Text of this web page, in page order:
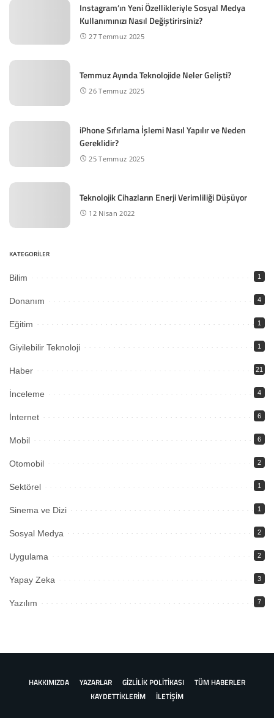
Instagram’ın Yeni Özellikleriyle Sosyal Medya
Kullanımınızı Nasıl Değiştirirsiniz?
27 Temmuz 2025
Temmuz Ayında Teknolojide Neler Gelişti?
26 Temmuz 2025
iPhone Sıfırlama İşlemi Nasıl Yapılır ve Neden
Gereklidir?
25 Temmuz 2025
Teknolojik Cihazların Enerji Verimliliği Düşüyor
12 Nisan 2022
KATEGORİLER
Bilim 1
Donanım 4
Eğitim 1
Giyilebilir Teknoloji 1
Haber 21
İnceleme 4
İnternet 6
Mobil 6
Otomobil 2
Sektörel 1
Sinema ve Dizi 1
Sosyal Medya 2
Uygulama 2
Yapay Zeka 3
Yazılım 7
HAKKIMIZDA YAZARLAR GİZLİLİK POLİTİKASI
TÜM HABERLER
KAYDETTİKLERİM
İLETİŞİM